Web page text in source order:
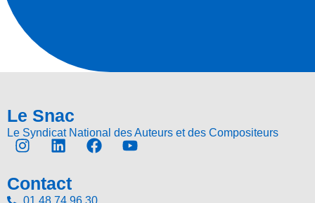
Le Snac
Le Syndicat National des Auteurs et des Compositeurs
Contact
01 48 74 96 30